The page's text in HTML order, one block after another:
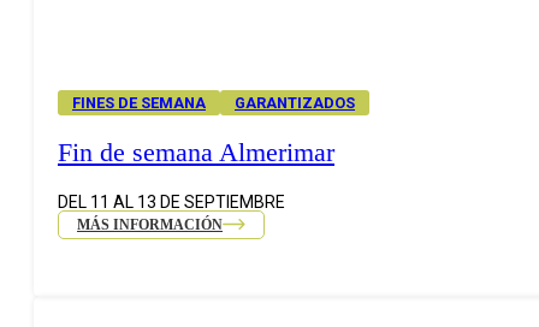
FINES DE SEMANA GARANTIZADOS
Fin de semana Almerimar
DEL 11 AL 13 DE SEPTIEMBRE
MÁS INFORMACIÓN